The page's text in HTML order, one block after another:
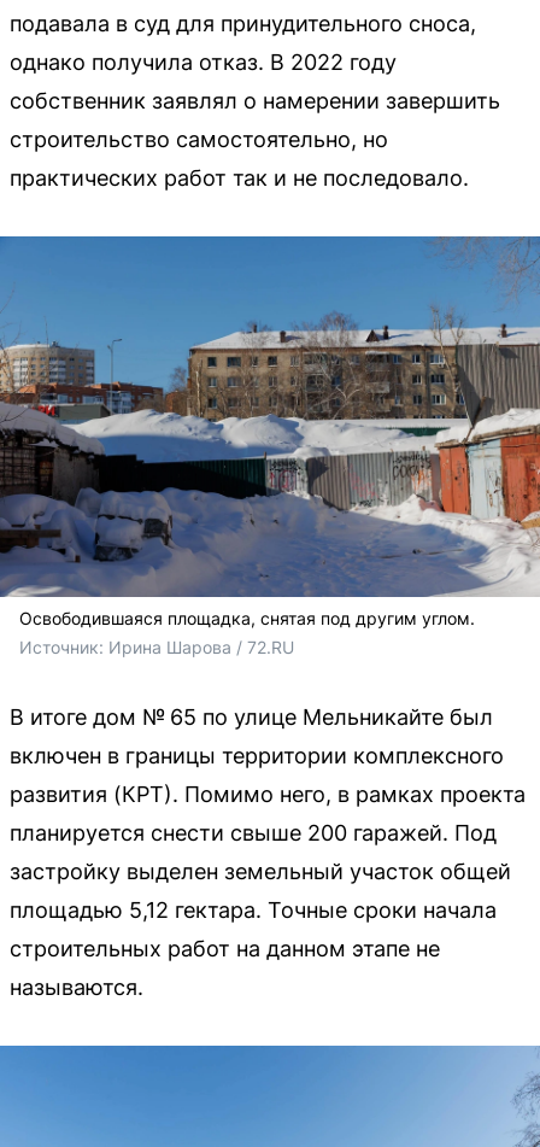
подавала в суд для принудительного сноса,
однако получила отказ. В 2022 году
собственник заявлял о намерении завершить
строительство самостоятельно, но
практических работ так и не последовало.
Освободившаяся площадка, снятая под другим углом.
Источник: Ирина Шарова / 72.RU
В итоге дом № 65 по улице Мельникайте был
включен в границы территории комплексного
развития (КРТ). Помимо него, в рамках проекта
планируется снести свыше 200 гаражей. Под
застройку выделен земельный участок общей
площадью 5,12 гектара. Точные сроки начала
строительных работ на данном этапе не
называются.